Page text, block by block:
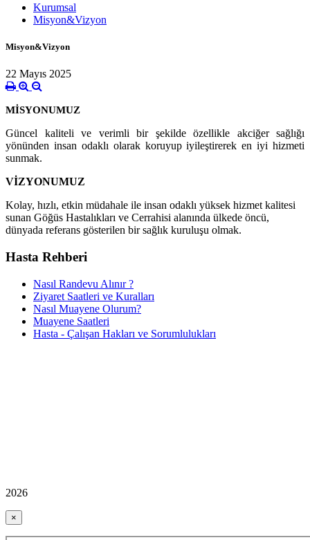
Kurumsal
Misyon&Vizyon
Misyon&Vizyon
22 Mayıs 2025
MİSYONUMUZ
Güncel kaliteli ve verimli bir şekilde özellikle akciğer sağlığı
yönünden insan odaklı olarak koruyup iyileştirerek en iyi hizmeti
sunmak.
VİZYONUMUZ
Kolay, hızlı, etkin müdahale ile insan odaklı yüksek hizmet kalitesi
sunan Göğüs Hastalıkları ve Cerrahisi alanında ülkede öncü,
dünyada referans gösterilen bir sağlık kuruluşu olmak.
Hasta Rehberi
Nasıl Randevu Alınır ?
Ziyaret Saatleri ve Kuralları
Nasıl Muayene Olurum?
Muayene Saatleri
Hasta - Çalışan Hakları ve Sorumlulukları
2026
×